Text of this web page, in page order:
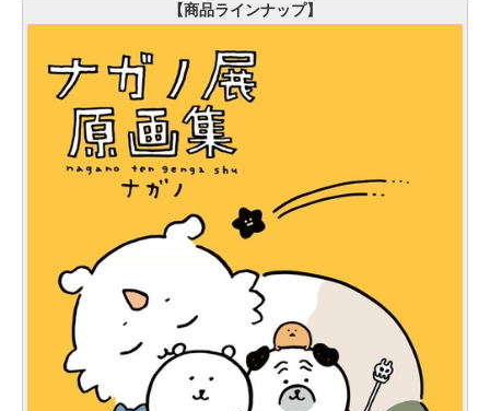
【商品ラインナップ】